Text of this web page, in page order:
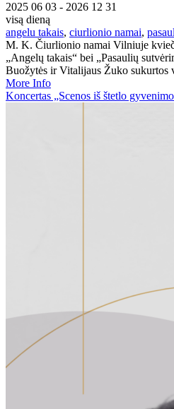
2025 06 03 - 2026 12 31
visą dieną
angelu takais, ciurlionio namai,
M. K. Čiurlionio namai Vilniuje
„Angelų takais“ bei „Pasaulių
Buožytės ir Vitalijaus Žuko sukurtos
More Info
Koncertas „Scenos iš štetlo